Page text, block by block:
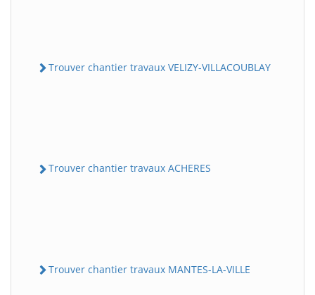
Trouver chantier travaux VELIZY-VILLACOUBLAY
Trouver chantier travaux ACHERES
Trouver chantier travaux MANTES-LA-VILLE